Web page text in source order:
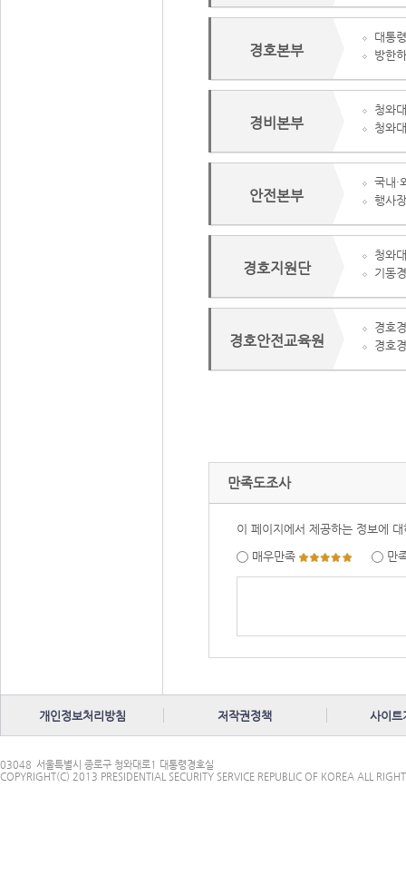
경호본부
대통
방한
경비본부
청와
청와
안전본부
국내·
행사
경호지원단
청와
기동
경호안전교육원
경호
경호
만족도조사
이 페이지에서 제공하는 정보에
매우만족
만
개인정보처리방침 저작권정책 사이트
03048 서울특별시 종로구 청와대로1 대통령경호실
COPYRIGHT(C) 2013 PRESIDENTIAL SECURITY SERVICE REPUBLIC OF KOREA ALL